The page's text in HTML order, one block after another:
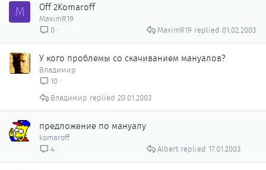
M Off 2Komaroff
MaximR19
0
01.02.2003
MaximR19
У кого проблемы со скачиванием мануалов?
Владимир
10
20.01.2003
Владимир
предложение по мануалу
komaroff
4
17.01.2003
Albert